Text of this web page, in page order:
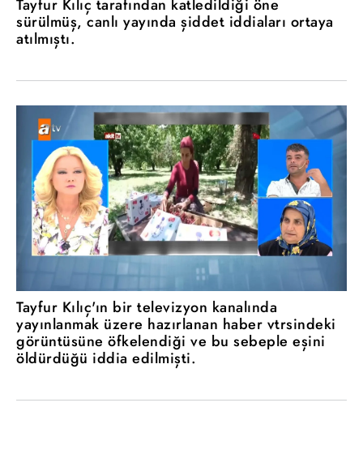
Tayfur Kılıç tarafından katledildiği öne
sürülmüş, canlı yayında şiddet iddiaları ortaya
atılmıştı.
Tayfur Kılıç'ın bir televizyon kanalında
yayınlanmak üzere hazırlanan haber vtrsindeki
görüntüsüne öfkelendiği ve bu sebeple eşini
öldürdüğü iddia edilmişti.